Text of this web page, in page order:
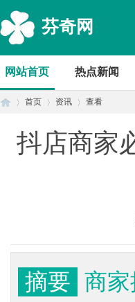
芬奇网
网站首页 热点新闻
首页 资讯 查看
抖店商家
摘要 商